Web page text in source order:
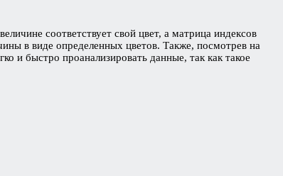
соответствует свой цвет, а матрица индексов
в виде определенных цветов. Также, посмотрев на
и быстро проанализировать данные, так как такое